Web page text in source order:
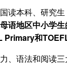
读本科、研究
语地区中小学
Primary和
、语法和阅读